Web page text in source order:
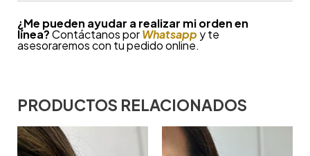
¿Me pueden ayudar a realizar mi orden en
línea?Contáctanos por Whatsapp y te
asesoraremos con tu pedido online.
PRODUCTOS RELACIONADOS